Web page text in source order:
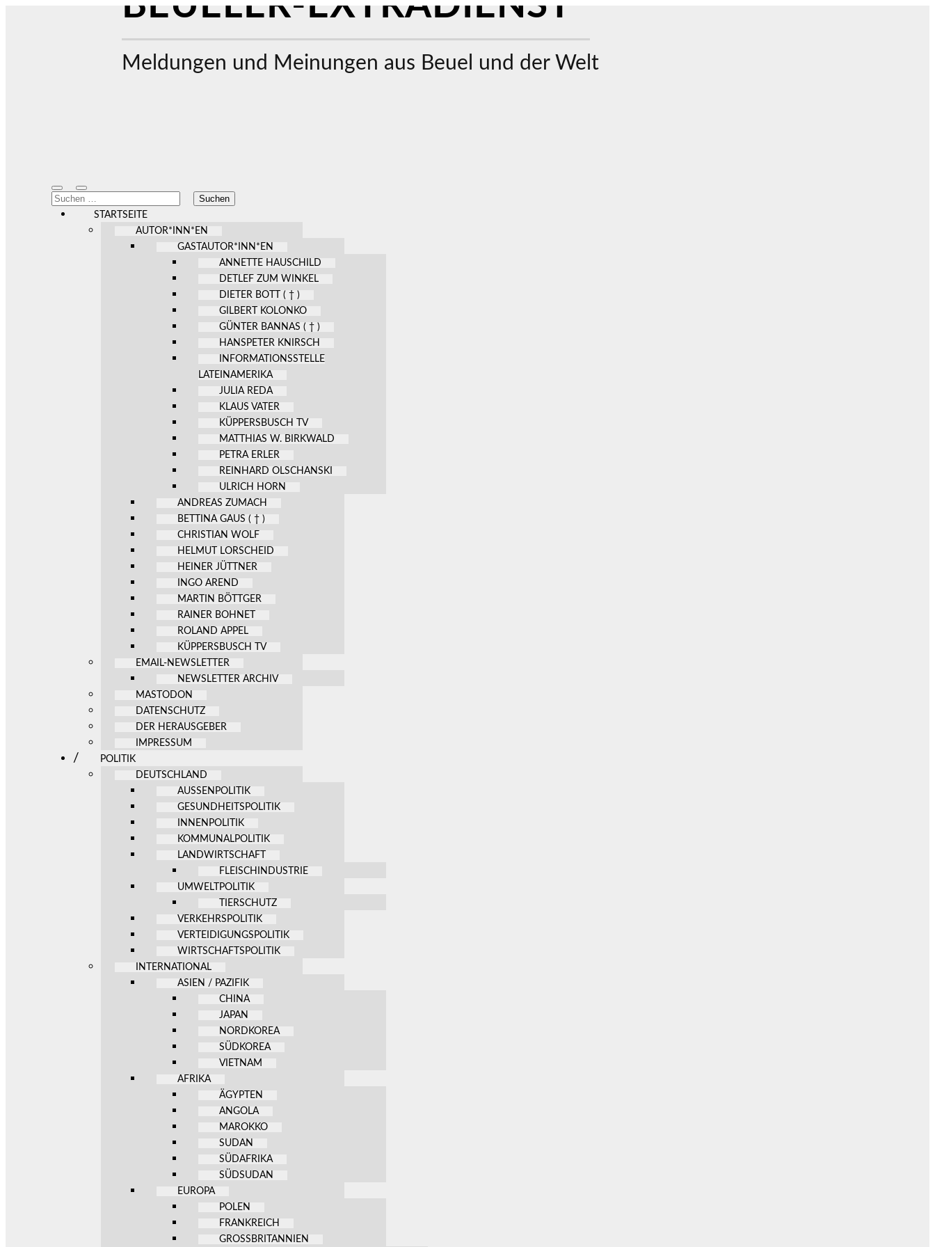
Meldungen und Meinungen aus Beuel und der Welt
Mobile-
Menü
ein-/ausblenden
Suchfeld
ein-/ausblenden
Suchen
nach:
STARTSEITE
AUTOR*INN*EN
GASTAUTOR*INN*EN
ANNETTE HAUSCHILD
DETLEF ZUM WINKEL
DIETER BOTT ( † )
GILBERT KOLONKO
GÜNTER BANNAS ( † )
HANSPETER KNIRSCH
INFORMATIONSSTELLE
LATEINAMERIKA
JULIA REDA
KLAUS VATER
KÜPPERSBUSCH TV
MATTHIAS W. BIRKWALD
PETRA ERLER
REINHARD OLSCHANSKI
ULRICH HORN
ANDREAS ZUMACH
BETTINA GAUS ( † )
CHRISTIAN WOLF
HELMUT LORSCHEID
HEINER JÜTTNER
INGO AREND
MARTIN BÖTTGER
RAINER BOHNET
ROLAND APPEL
KÜPPERSBUSCH TV
EMAIL-NEWSLETTER
NEWSLETTER ARCHIV
MASTODON
DATENSCHUTZ
DER HERAUSGEBER
IMPRESSUM
POLITIK
DEUTSCHLAND
AUSSENPOLITIK
GESUNDHEITSPOLITIK
INNENPOLITIK
KOMMUNALPOLITIK
LANDWIRTSCHAFT
FLEISCHINDUSTRIE
UMWELTPOLITIK
TIERSCHUTZ
VERKEHRSPOLITIK
VERTEIDIGUNGSPOLITIK
WIRTSCHAFTSPOLITIK
INTERNATIONAL
ASIEN / PAZIFIK
CHINA
JAPAN
NORDKOREA
SÜDKOREA
VIETNAM
AFRIKA
ÄGYPTEN
ANGOLA
MAROKKO
SUDAN
SÜDAFRIKA
SÜDSUDAN
EUROPA
POLEN
FRANKREICH
GROSSBRITANNIEN